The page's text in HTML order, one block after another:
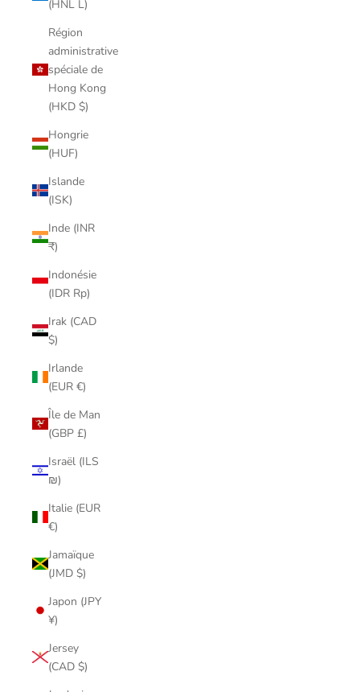
(HNL L)
Région
administrative
spéciale de
Hong Kong
(HKD $)
Hongrie
(HUF)
Islande
(ISK)
Inde (INR
₹)
Indonésie
(IDR Rp)
Irak (CAD
$)
Irlande
(EUR €)
Île de Man
(GBP £)
Israël (ILS
₪)
Italie (EUR
€)
Jamaïque
(JMD $)
Japon (JPY
¥)
Jersey
(CAD $)